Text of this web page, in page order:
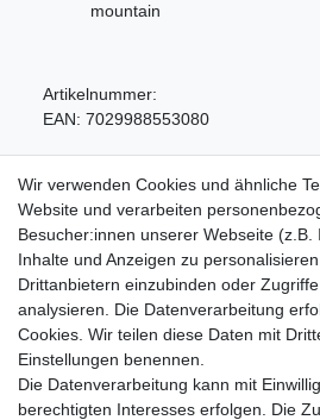
mountain
Artikelnummer:
EAN: 7029988553080
Wir verwenden Cookies und ähnliche
Website und verarbeiten
Besucher:innen unserer Webseite (z.B.
Inhalte und Anzeigen zu
Drittanbietern einzubinden oder
analysieren. Die Datenverarbeitung
Cookies. Wir teilen diese Daten mit
Einstellungen benennen.
Die Datenverarbeitung kann mit
berechtigten Interesses erfolgen. Die
Service
Zahlungarten
Versandkosten
Batterierücknahmeverordnung
Kostenloser Newsletter